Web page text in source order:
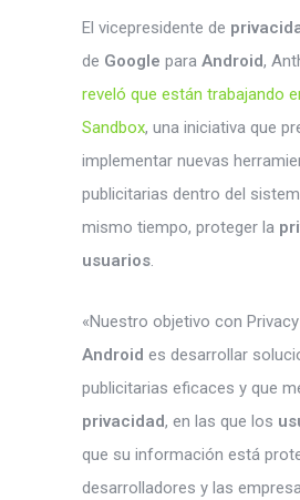
El vicepresidente de
de Google para Android,
reveló que están trabajando
Sandbox, una iniciativa que
implementar nuevas
publicitarias dentro del
mismo tiempo, proteger la
usuarios.
«Nuestro objetivo con
Android es desarrollar
publicitarias eficaces y que
privacidad, en las que los
que su información está
desarrolladores y las